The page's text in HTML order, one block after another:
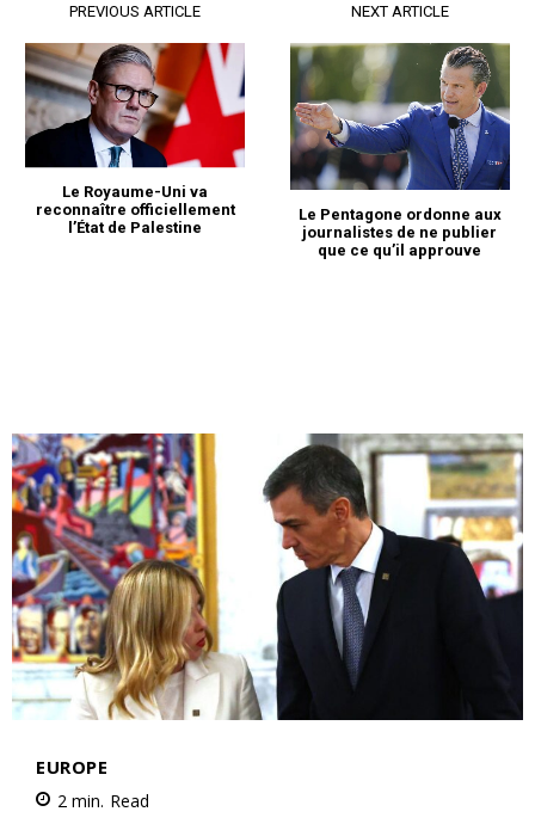
PREVIOUS ARTICLE
Le Royaume-Uni va
reconnaître officiellement
l’État de Palestine
NEXT ARTICLE
Le Pentagone ordonne aux
journalistes de ne publier
que ce qu’il approuve